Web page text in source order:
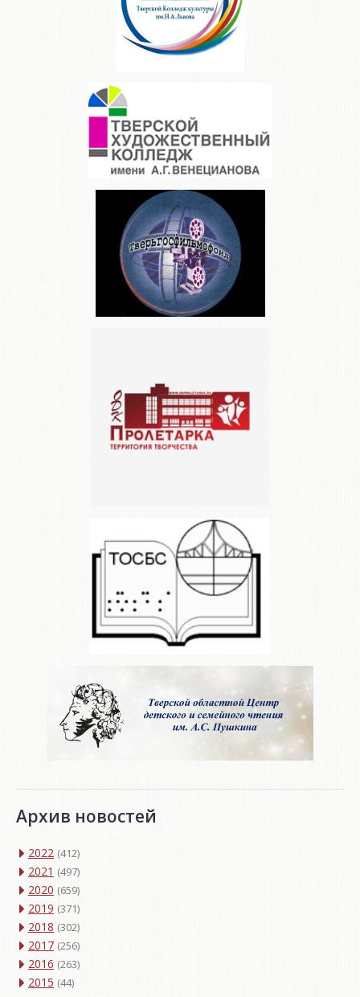
Архив новостей
2022 (412)
2021 (497)
2020 (659)
2019 (371)
2018 (302)
2017 (256)
2016 (263)
2015 (44)